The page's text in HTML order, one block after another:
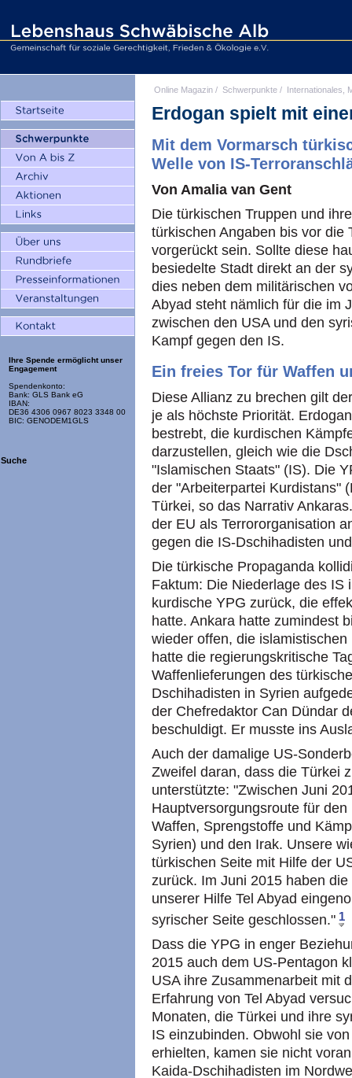
Ihre Spende ermöglicht unser
Engagement
Spendenkonto:
Bank: GLS Bank eG
IBAN:
DE36 4306 0967 8023 3348 00
BIC: GENODEM1GLS
Suche
Online Magazin / Schwerpunkte / Internationales,
Erdogan spielt mit
Mit dem Vormarsch
Welle von IS-
Von Amalia van Gent
Die türkischen Truppen und
türkischen Angaben bis vor die
vorgerückt sein. Sollte diese
besiedelte Stadt direkt an der
dies neben dem militärischen
Abyad steht nämlich für die im
zwischen den USA und den
Kampf gegen den IS.
Ein freies Tor für Waffen
Diese Allianz zu brechen gilt
je als höchste Priorität.
bestrebt, die kurdischen
darzustellen, gleich wie die
"Islamischen Staats" (IS). Die
der "Arbeiterpartei Kurdistans"
Türkei, so das Narrativ
der EU als Terrororganisation
gegen die IS-Dschihadisten
Die türkische Propaganda
Faktum: Die Niederlage des IS
kurdische YPG zurück, die
hatte. Ankara hatte zumindest
wieder offen, die
hatte die regierungskritische
Waffenlieferungen des
Dschihadisten in Syrien
der Chefredaktor Can Dündar
beschuldigt. Er musste ins
Auch der damalige US-
Zweifel daran, dass die Türkei
unterstützte: "Zwischen Juni
Hauptversorgungsroute für
Waffen, Sprengstoffe und
Syrien) und den Irak. Unsere
türkischen Seite mit Hilfe der
zurück. Im Juni 2015 haben
unserer Hilfe Tel Abyad
syrischer Seite geschlossen." 1
Dass die YPG in enger
2015 auch dem US-Pentagon
USA ihre Zusammenarbeit mit
Erfahrung von Tel Abyad
Monaten, die Türkei und ihre
IS einzubinden. Obwohl sie
erhielten, kamen sie nicht
Kaida-Dschihadisten im